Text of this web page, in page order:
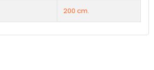
200 cm.